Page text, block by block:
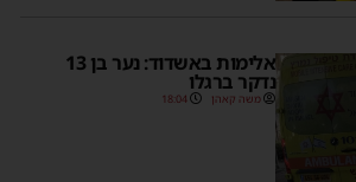
אלימות באשדוד: נער בן 13
נדקר ברגלו
משה קאהן 18:04